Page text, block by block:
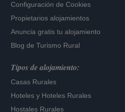
Configuración de Cookies
Propietarios alojamientos
Anuncia gratis tu alojamiento
Blog de Turismo Rural
Tipos de alojamiento:
Casas Rurales
Hoteles y Hoteles Rurales
Hostales Rurales